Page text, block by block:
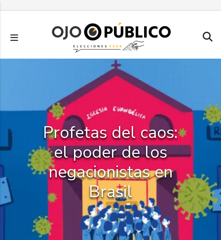
principal
Profetas del caos:
el poder de los
negacionistas en
Brasil